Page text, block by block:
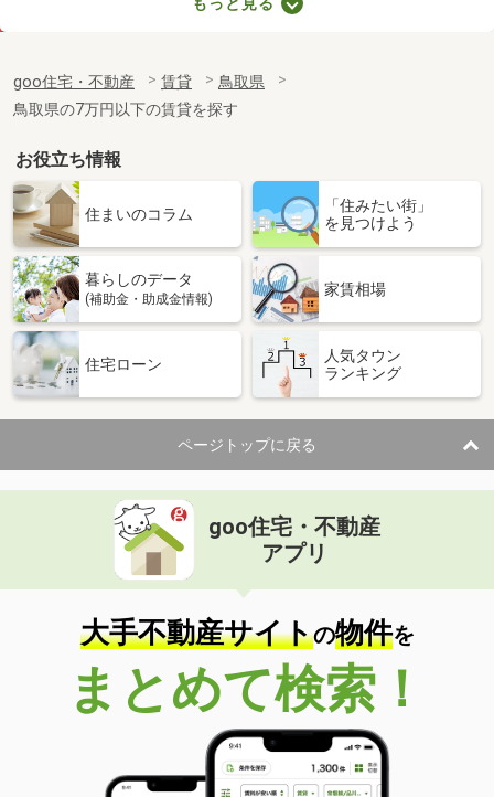
専有面積
30.42m²
間取り
1K
鳥取県鳥取市安長
価 格
5.20万円
鳥取県鳥取市安長
専有面積 33.39m²
間取り
ワンルーム
鳥取県東伯郡琴浦町大字徳万
住 所
鳥取県東伯郡琴浦町大字徳万
専有面積 45.39m²
間取り
2DK
鳥取県鳥取市国府町宮下
価 格
住 所
鳥取県鳥取市国府町宮下
専有面積 55.47m²
間取り
2LDK
鳥取県米子市皆生新田３
価 格
6.40万円
鳥取県米子市皆生新田３
33.52m²
間取り
1LDK
もっと見る
goo住宅・不動産 賃貸
鳥取県
鳥取県の7万円以下の賃貸を探す
お役立ち情報
住まいのコラム
「住みたい街」
を見つけよう
暮らしのデータ
(補助金・助成金情報)
家賃相場
住宅ローン
人気タウン
ランキング
ページトップに戻る
goo住宅・不動産
アプリ
大手不動産サイトの物件を
まとめて検索！